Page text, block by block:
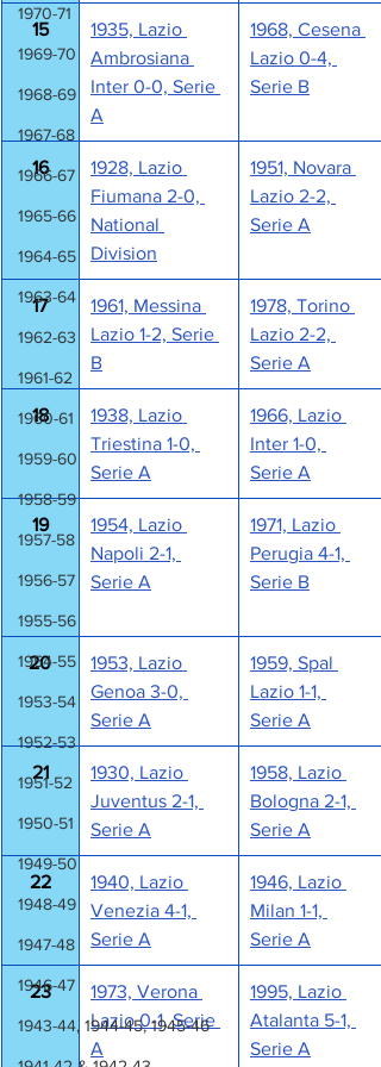
1970-71
1969-70
1968-69
1967-68
1966-67
1965-66
1964-65
1963-64
1962-63
1961-62
1960-61
1959-60
1958-59
1957-58
1956-57
1955-56
1954-55
1953-54
1952-53
1951-52
1950-51
1949-50
1948-49
1947-48
1946-47
1943-44, 1944-45, 1945-46
15
1935, Lazio
Ambrosiana
Inter 0-0, Serie
A
1968, Cesena
Lazio 0-4,
Serie B
16
1928, Lazio
Fiumana 2-0,
National
Division
1951, Novara
Lazio 2-2,
Serie A
17
1961, Messina
Lazio 1-2, Serie
B
1978, Torino
Lazio 2-2,
Serie A
18
1938, Lazio
Triestina 1-0,
Serie A
1966, Lazio
Inter 1-0,
Serie A
19
1954, Lazio
Napoli 2-1,
Serie A
1971, Lazio
Perugia 4-1,
Serie B
20
1953, Lazio
Genoa 3-0,
Serie A
1959, Spal
Lazio 1-1,
Serie A
21
1930, Lazio
Juventus 2-1,
Serie A
1958, Lazio
Bologna 2-1,
Serie A
22
1940, Lazio
Venezia 4-1,
Serie A
1946, Lazio
Milan 1-1,
Serie A
23
1973, Verona
Lazio 0-1, Serie
A
1995, Lazio
Atalanta 5-1,
Serie A